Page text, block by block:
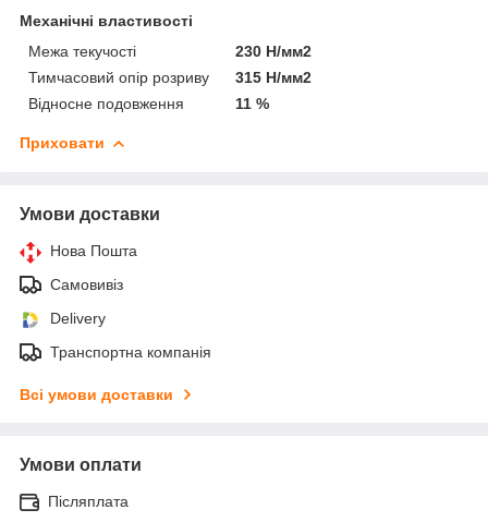
Механічні властивості
Межа текучості
230 Н/мм2
Тимчасовий опір розриву
315 Н/мм2
Відносне подовження
11 %
Приховати
Умови доставки
Нова Пошта
Самовивіз
Delivery
Транспортна компанія
Всі умови доставки
Умови оплати
Післяплата